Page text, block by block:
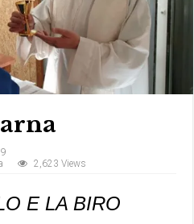
2,623 Views
E LA BIRO